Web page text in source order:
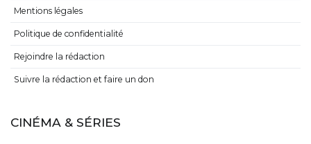
Mentions légales
Politique de confidentialité
Rejoindre la rédaction
Suivre la rédaction et faire un don
CINÉMA & SÉRIES